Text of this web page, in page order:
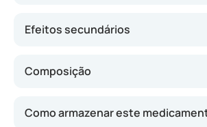
Efeitos secundários
Composição
Como armazenar este